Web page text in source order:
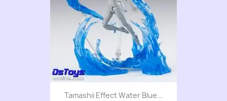
Tamashii Effect Water Blue...